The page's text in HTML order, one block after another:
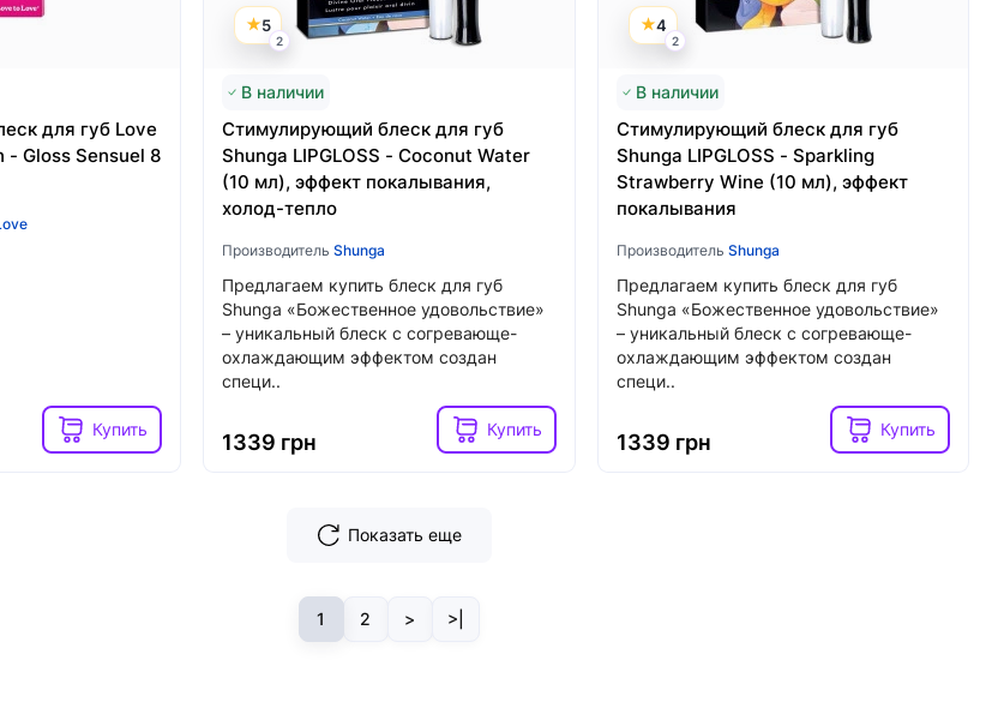
для губ Love
- Gloss Sensuel 8
Купить
5
2
В наличии
Стимулирующий блеск для губ
Shunga LIPGLOSS - Coconut Water
(10 мл), эффект покалывания,
холод-тепло
Производитель Shunga
Предлагаем купить блеск для губ
Shunga «Божественное удовольствие»
– уникальный блеск с согревающе-
охлаждающим эффектом создан
специ..
1339 грн
Купить
4
2
В наличии
Стимулирующий блеск для губ
Shunga LIPGLOSS - Sparkling
Strawberry Wine (10 мл), эффект
покалывания
Производитель Shunga
Предлагаем купить блеск для губ
Shunga «Божественное удовольствие»
– уникальный блеск с согревающе-
охлаждающим эффектом создан
специ..
1339 грн
Купить
Показать еще
1 2 > >|